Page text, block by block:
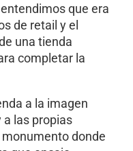
que era
de retail y el
una tienda
completar la
a la imagen
las propias
donde